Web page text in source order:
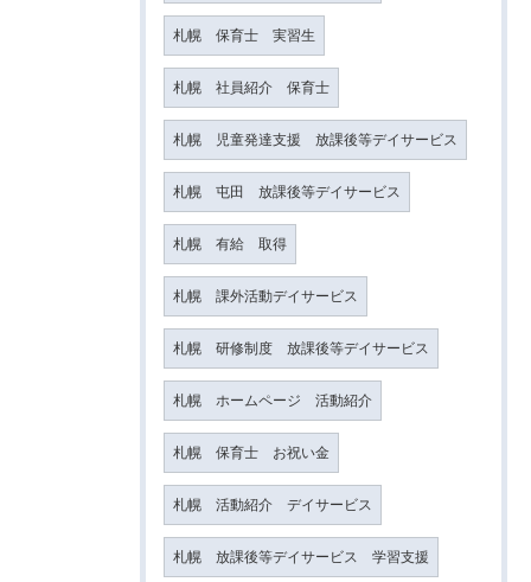
札幌 保育士 実習生
札幌 社員紹介 保育士
札幌 児童発達支援 放課後等デイサービス
札幌 屯田 放課後等デイサービス
札幌 有給 取得
札幌 課外活動デイサービス
札幌 研修制度 放課後等デイサービス
札幌 ホームページ 活動紹介
札幌 保育士 お祝い金
札幌 活動紹介 デイサービス
札幌 放課後等デイサービス 学習支援